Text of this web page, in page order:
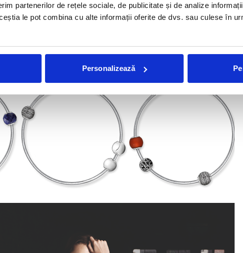
partenerilor de rețele sociale, de publicitate și de analize
le pot combina cu alte informații oferite de dvs. sau culese în
Personalizează